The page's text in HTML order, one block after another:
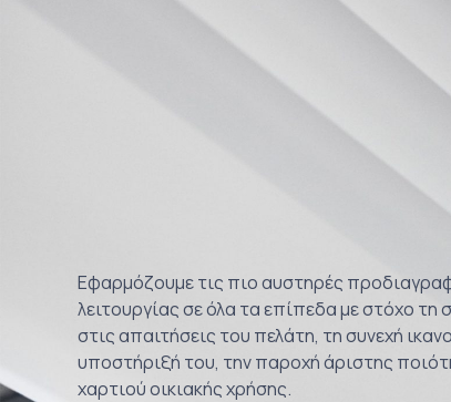
ΔΙΑΣΦΑΛΙΣΗ
Εφαρμόζουμε τις πιο αυστηρές
λειτουργίας σε όλα τα επίπεδα με στόχο τη
στις απαιτήσεις του πελάτη, τη συνεχή
υποστήριξή του, την παροχή άριστης
χαρτιού οικιακής χρήσης.